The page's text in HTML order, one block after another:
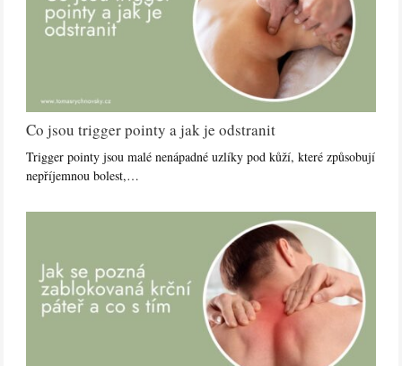
Co jsou trigger pointy a jak je odstranit
Trigger pointy jsou malé nenápadné uzlíky pod kůží, které způsobují
nepříjemnou bolest,…